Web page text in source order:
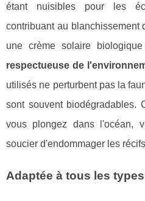
étant nuisibles pour les
contribuant au blanchissement
une crème solaire
respectueuse de
utilisés ne perturbent pas la
sont souvent biodégradables.
vous plongez dans l'océan,
soucier d'endommager les
Adaptée à tous les